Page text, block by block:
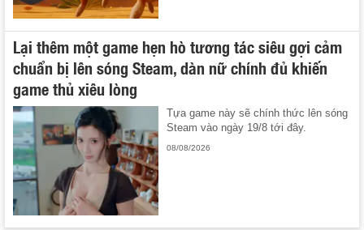
Lại thêm một game hẹn hò tương tác siêu gợi cảm
chuẩn bị lên sóng Steam, dàn nữ chính đủ khiến
game thủ xiêu lòng
Tựa game này sẽ chính thức lên sóng
Steam vào ngày 19/8 tới đây.
08/08/2026